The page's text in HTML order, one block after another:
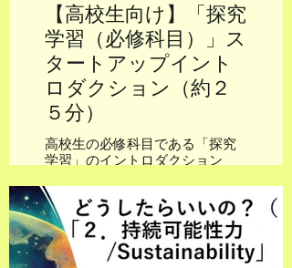
【高校生向け】「探究
学習（必修科目）」ス
タートアップイント
ロダクション（約２
５分）
高校生の必修科目である「探究
学習」のイントロダクション
針盤」と題して、１１の人生ア
イテム（人生の道具）を提案し
ています。これから「探究学習
（必修科目）」という愉しい旅
に出発です！